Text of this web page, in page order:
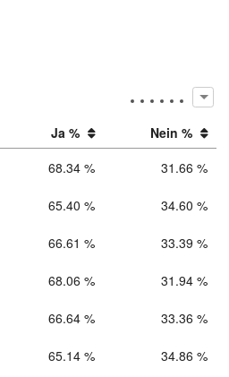
Ja %
Nein %
68.34 % 31.66 %
65.40 % 34.60 %
66.61 % 33.39 %
68.06 % 31.94 %
66.64 % 33.36 %
65.14 % 34.86 %